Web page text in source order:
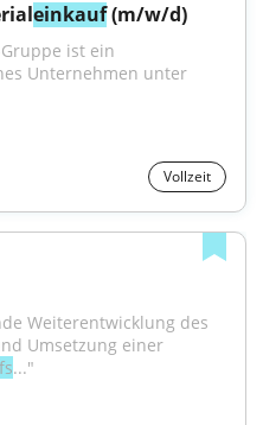
einkauf (m/w/d)
ist ein
Unternehmen unter
Vollzeit
Weiterentwicklung des
Umsetzung einer
..."